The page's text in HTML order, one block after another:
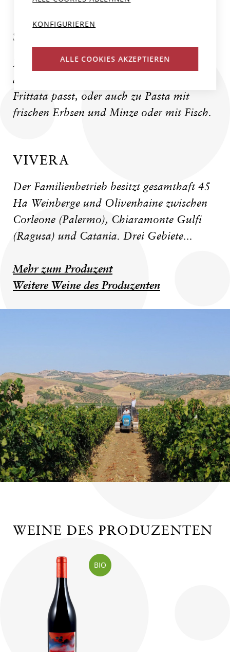
SPEISEEMPFEHLUNG
Ein wunderbarer Wein zum Apéro, der
auch hervorragend zu einer Gemüse-
Frittata passt, oder auch zu Pasta mit
frischen Erbsen und Minze oder mit Fisch.
VIVERA
Der Familienbetrieb besitzt gesamthaft 45
Ha Weinberge und Olivenhaine zwischen
Corleone (Palermo), Chiaramonte Gulfi
(Ragusa) und Catania. Drei Gebiete...
Mehr zum Produzent
Weitere Weine des Produzenten
WEINE DES PRODUZENTEN
BIO
KONFIGURIEREN
ALLE COOKIES AKZEPTIEREN